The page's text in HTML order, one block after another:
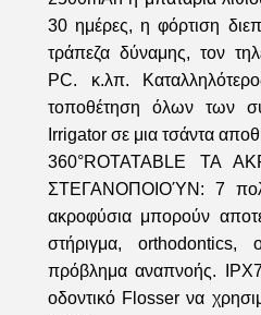
30 ημέρες, η φόρτιση
τράπεζα δύναμης, τον
PC. κ.λπ.
τοποθέτηση όλων των
Irrigator σε μια τσάντα
360°ROTATABLE ΤΑ
ΣΤΕΓΑΝΟΠΟΙΟΎΝ: 7
ακροφύσια μπορούν
στήριγμα, orthodontics,
πρόβλημα αναπνοής.
οδοντικό Flosser να